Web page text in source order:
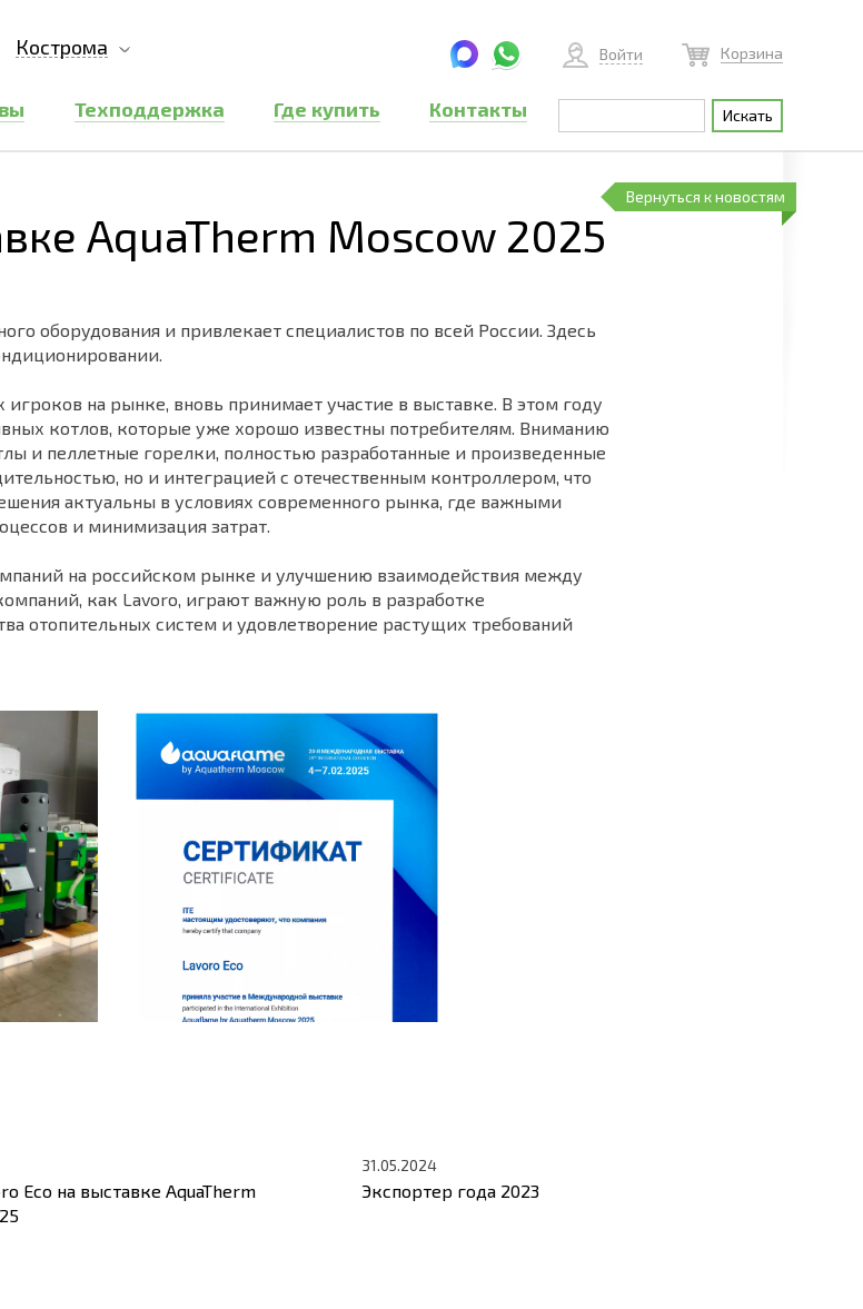
Кострома Войти Корзина
Техподдержка Где купить Контакты
Вернуться к новостям
AquaTherm Moscow 2025
оборудования и привлекает специалистов по всей России. Здесь
на рынке, вновь принимает участие в выставке. В этом году
котлов, которые уже хорошо известны потребителям. Вниманию
и пеллетные горелки, полностью разработанные и произведенные
но и интеграцией с отечественным контроллером, что
актуальны в условиях современного рынка, где важными
и минимизация затрат.
на российском рынке и улучшению взаимодействия между
как Lavoro, играют важную роль в разработке
отопительных систем и удовлетворение растущих требований
Eco на выставке AquaTherm
31.05.2024
Экспортер года 2023